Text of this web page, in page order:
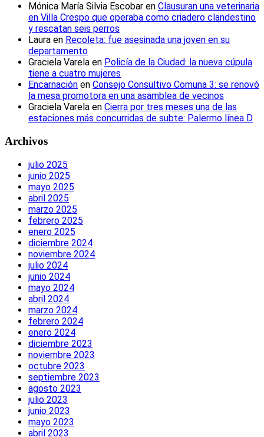
Mónica María Silvia Escobar en Clausuran una veterinaria
en Villa Crespo que operaba como criadero clandestino
y rescatan seis perros
Laura en Recoleta: fue asesinada una joven en su
departamento
Graciela Varela en Policía de la Ciudad: la nueva cúpula
tiene a cuatro mujeres
Encarnación en Consejo Consultivo Comuna 3: se renovó
la mesa promotora en una asamblea de vecinos
Graciela Varela en Cierra por tres meses una de las
estaciones más concurridas de subte: Palermo línea D
Archivos
julio 2025
junio 2025
mayo 2025
abril 2025
marzo 2025
febrero 2025
enero 2025
diciembre 2024
noviembre 2024
julio 2024
junio 2024
mayo 2024
abril 2024
marzo 2024
febrero 2024
enero 2024
diciembre 2023
noviembre 2023
octubre 2023
septiembre 2023
agosto 2023
julio 2023
junio 2023
mayo 2023
abril 2023